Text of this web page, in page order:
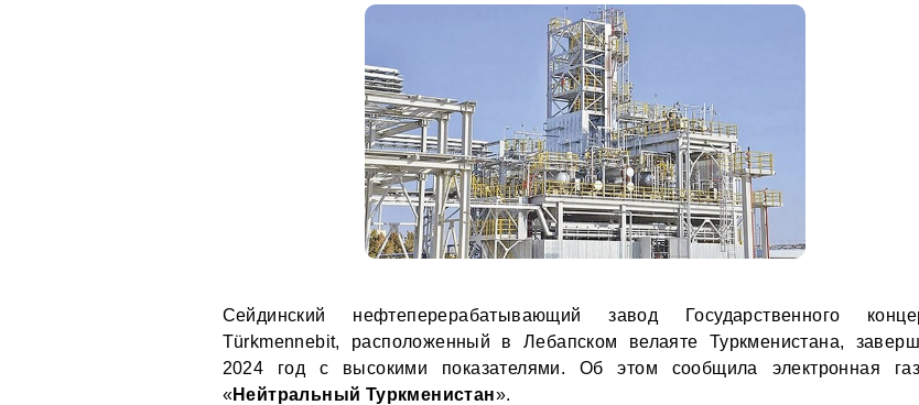
Сейдинский нефтеперерабатывающий завод Государственного
Türkmennebit, расположенный в Лебапском велаяте Туркменистана,
2024 год с высокими показателями. Об этом сообщила электронная
«Нейтральный Туркменистан».